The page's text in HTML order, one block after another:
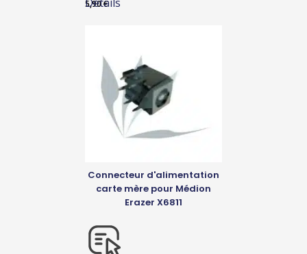
5,90€
Connecteur d'alimentation
carte mère pour Médion
Erazer X6811